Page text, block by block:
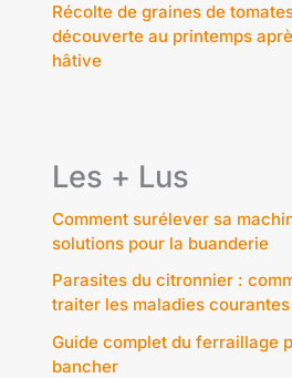
Récolte de graines de
découverte au printemps
hâtive
Les + Lus
Comment surélever sa
solutions pour la buanderie
Parasites du citronnier :
traiter les maladies courantes
Guide complet du ferraillage
bancher